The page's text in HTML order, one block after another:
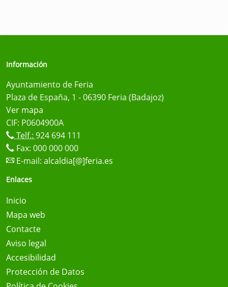
Información
Ayuntamiento de Feria
Plaza de España, 1 - 06390 Feria (Badajoz)
Ver mapa
CIF: P0604900A
Telf.: 924 694 111
Fax: 000 000 000
E-mail: alcaldia[@]feria.es
Enlaces
Inicio
Mapa web
Contacte
Aviso legal
Accesibilidad
Protección de Datos